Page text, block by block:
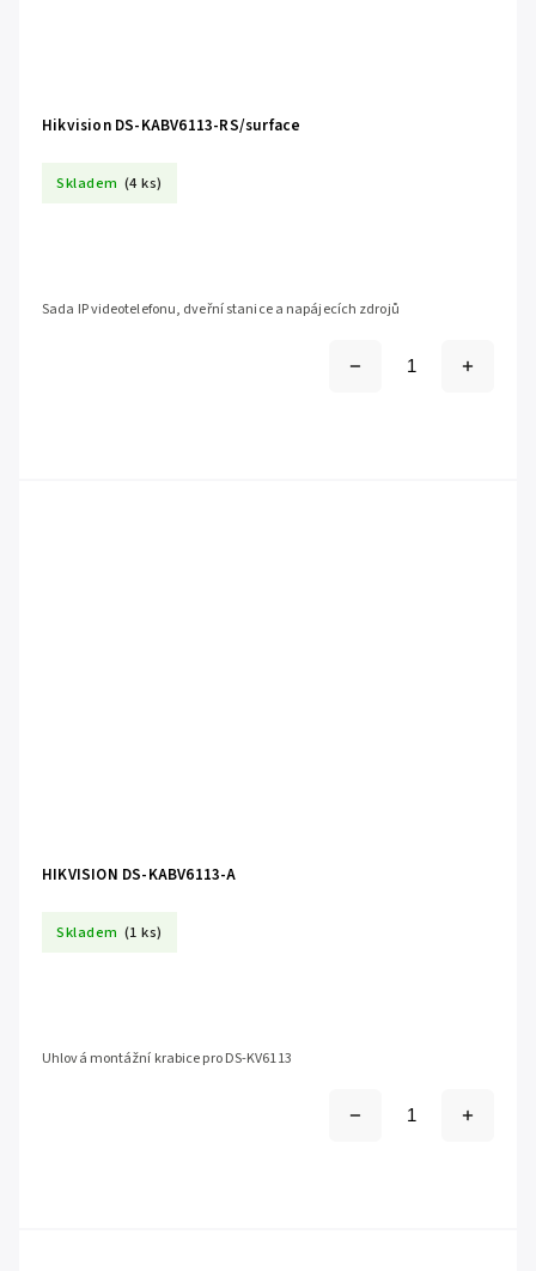
Hikvision DS-KABV6113-RS/surface
Skladem (4 ks)
Sada IP videotelefonu, dveřní stanice a napájecích zdrojů
HIKVISION DS-KABV6113-A
Skladem (1 ks)
Uhlová montážní krabice pro DS-KV6113